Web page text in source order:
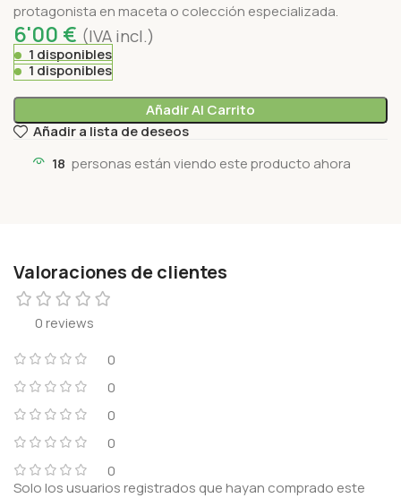
protagonista en maceta o colección especializada.
6'00 € (IVA incl.)
1 disponibles
1 disponibles
Añadir Al Carrito
Añadir a lista de deseos
18 personas están viendo este producto ahora
Valoraciones de clientes
0 reviews
0
0
0
0
0
Solo los usuarios registrados que hayan comprado este